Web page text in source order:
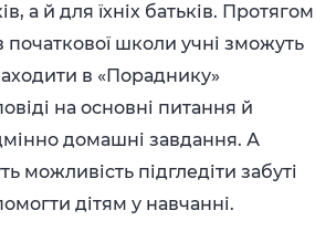
а й для їхніх батьків. Протягом
початкової школи учні зможуть
в «Пораднику»
на основні питання й
домашні завдання. А
можливість підгледіти забуті
дітям у навчанні.